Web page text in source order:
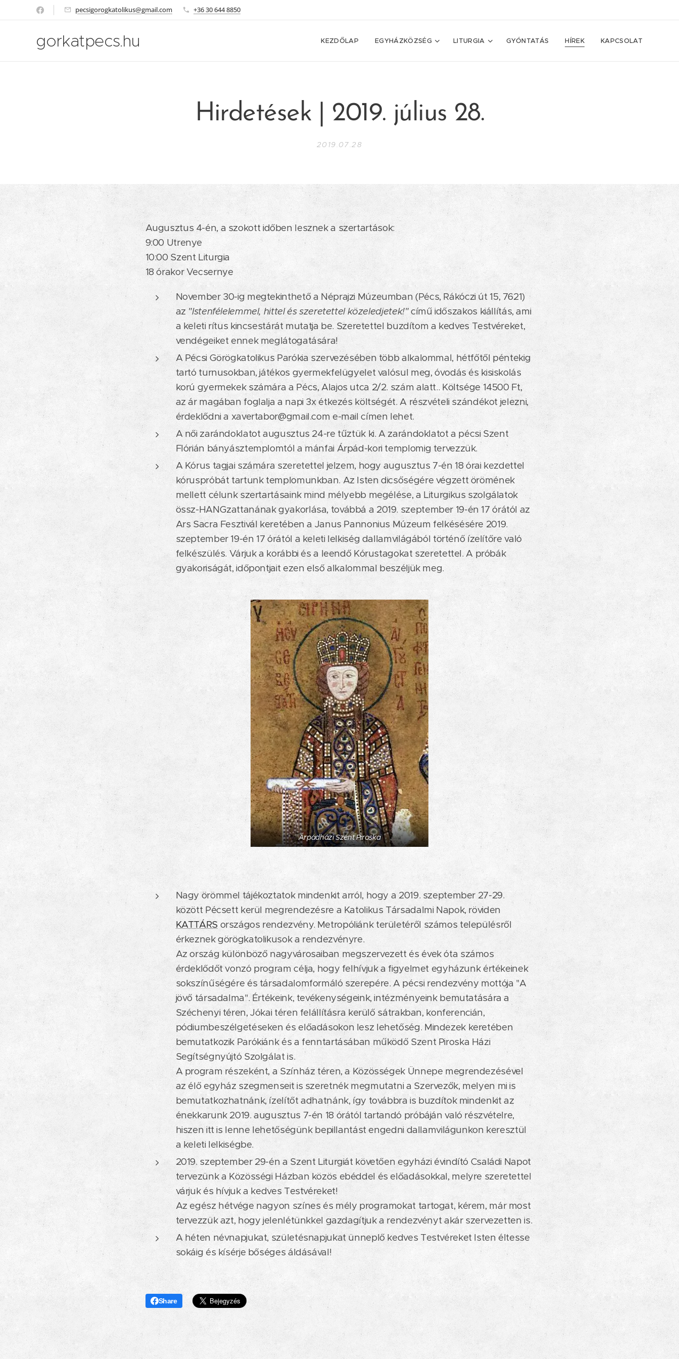
pecsigorogkatolikus@gmail.com +36 30 644 8850
gorkatpecs.hu KEZDŐLAP EGYHÁZKÖZSÉG LITURGIA GYÓNTATÁS HÍREK KAPCSOLAT
Hirdetések | 2019. július 28.
2019.07.28
Augusztus 4-én, a szokott időben lesznek a szertartások:
9:00 Utrenye
10:00 Szent Liturgia
18 órakor Vecsernye
November 30-ig megtekinthető a Néprajzi Múzeumban (Pécs, Rákóczi út 15, 7621)
az "Istenfélelemmel, hittel és szeretettel közeledjetek!"című időszakos kiállítás, ami
a keleti rítus kincsestárát mutatja be. Szeretettel buzdítom a kedves Testvéreket,
vendégeiket ennek meglátogatására!
A Pécsi Görögkatolikus Parókia szervezésében több alkalommal, hétfőtől péntekig
tartó turnusokban, játékos gyermekfelügyelet valósul meg, óvodás és kisiskolás
korú gyermekek számára a Pécs, Alajos utca 2/2. szám alatt.. Költsége 14500 Ft,
az ár magában foglalja a napi 3x étkezés költségét. A részvételi szándékot jelezni,
érdeklődni a xavertabor@gmail.com e-mail címen lehet.
A női zarándoklatot augusztus 24-re tűztük ki. A zarándoklatot a pécsi Szent
Flórián bányásztemplomtól a mánfai Árpád-kori templomig tervezzük.
A Kórus tagjai számára szeretettel jelzem, hogy augusztus 7-én 18 órai kezdettel
kóruspróbát tartunk templomunkban. Az Isten dicsőségére végzett örömének
mellett célunk szertartásaink mind mélyebb megélése, a Liturgikus szolgálatok
össz-HANGzattanának gyakorlása, továbbá a 2019. szeptember 19-én 17 órától az
Ars Sacra Fesztivál keretében a Janus Pannonius Múzeum felkésésére 2019.
szeptember 19-én 17 órától a keleti lelkiség dallamvilágából történő ízelítőre való
felkészülés. Várjuk a korábbi és a leendő Kórustagokat szeretettel. A próbák
gyakoriságát, időpontjait ezen első alkalommal beszéljük meg.
Árpádházi Szent Piroska
Nagy örömmel tájékoztatok mindenkit arról, hogy a 2019. szeptember 27-29.
között Pécsett kerül megrendezésre a Katolikus Társadalmi Napok, röviden
KATTÁRSországos rendezvény. Metropóliánk területéről számos településről
érkeznek görögkatolikusok a rendezvényre.
Az ország különböző nagyvárosaiban megszervezett és évek óta számos
érdeklődőt vonzó program célja, hogy felhívjuk a figyelmet egyházunk értékeinek
sokszínűségére és társadalomformáló szerepére. A pécsi rendezvény mottója "A
jövő társadalma". Értékeink, tevékenységeink, intézményeink bemutatására a
Széchenyi téren, Jókai téren felállításra kerülő sátrakban, konferencián,
pódiumbeszélgetéseken és előadásokon lesz lehetőség. Mindezek keretében
bemutatkozik Parókiánk és a fenntartásában működő Szent Piroska Házi
Segítségnyújtó Szolgálat is.
A program részeként, a Színház téren, a Közösségek Ünnepe megrendezésével
az élő egyház szegmenseit is szeretnék megmutatni a Szervezők, melyen mi is
bemutatkozhatnánk, ízelítőt adhatnánk, így továbbra is buzdítok mindenkit az
énekkarunk 2019. augusztus 7-én 18 órától tartandó próbáján való részvételre,
hiszen itt is lenne lehetőségünk bepillantást engedni dallamvilágunkon keresztül
a keleti lelkiségbe.
2019. szeptember 29-én a Szent Liturgiát követően egyházi évindító Családi Napot
tervezünk a Közösségi Házban közös ebéddel és előadásokkal, melyre szeretettel
várjuk és hívjuk a kedves Testvéreket!
Az egész hétvége nagyon színes és mély programokat tartogat, kérem, már most
tervezzük azt, hogy jelenlétünkkel gazdagítjuk a rendezvényt akár szervezetten is.
A héten névnapjukat, születésnapjukat ünneplő kedves Testvéreket Isten éltesse
sokáig és kísérje bőséges áldásával!
Share